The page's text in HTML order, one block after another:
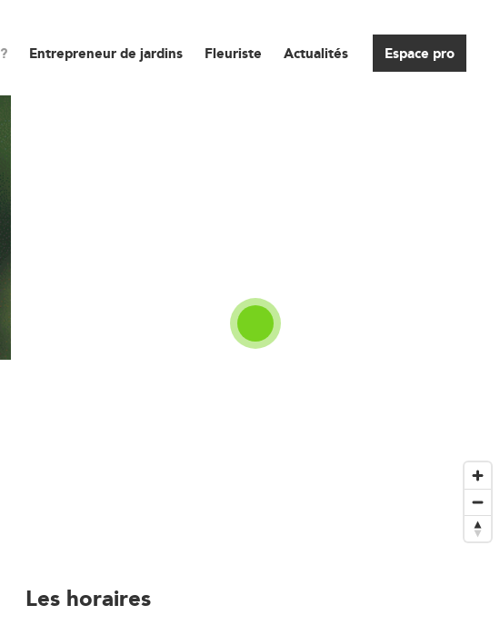
Entrepreneur de jardins Fleuriste Actualités Espace pro
Les horaires